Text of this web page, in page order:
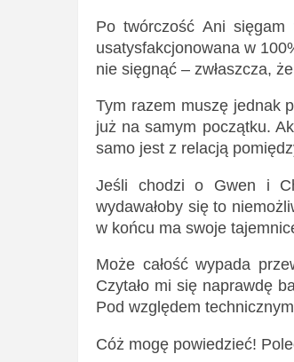
Po twórczość Ani
usatysfakcjonowana w
nie sięgnąć – zwłaszcza,
Tym razem muszę jednak
już na samym początku.
samo jest z relacją
Jeśli chodzi o Gwen i
wydawałoby się to
w końcu ma swoje
Może całość wypada
Czytało mi się naprawdę
Pod względem
Cóż mogę powiedzieć!